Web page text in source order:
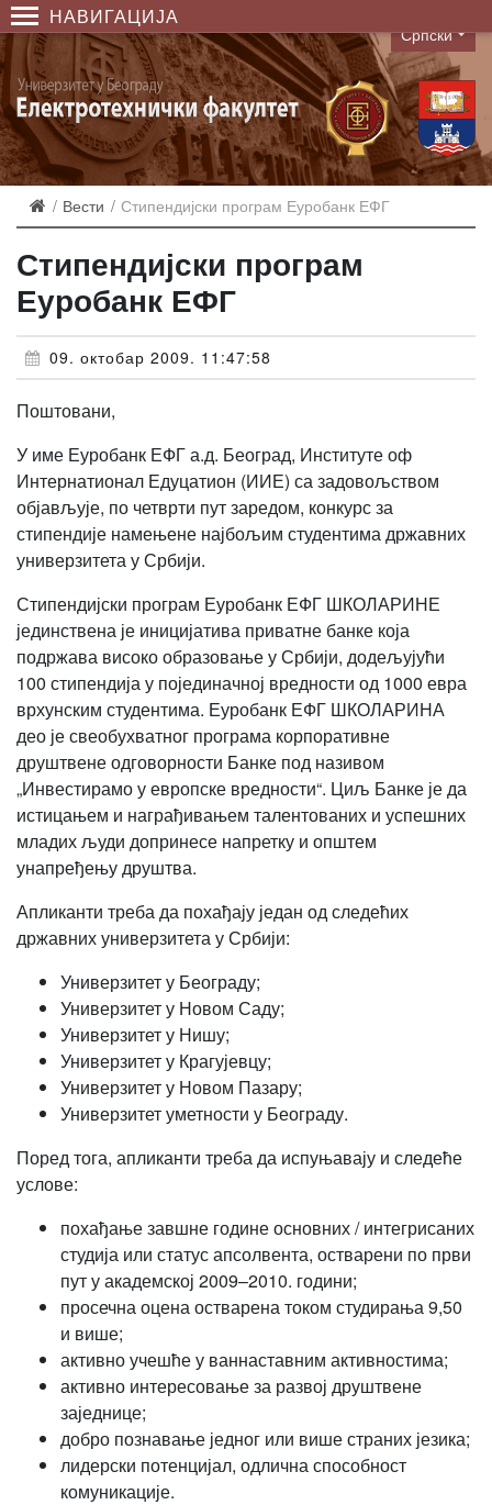
НАВИГАЦИЈА
Language
Српски
Вести Стипендијски програм Еуробанк ЕФГ
Стипендијски програм
Еуробанк ЕФГ
09. октобар 2009. 11:47:58
Поштовани,
У име Еуробанк ЕФГ а.д. Београд, Институте оф
Интернатионал Едуцатион (ИИЕ) са задовољством
објављује, по четврти пут заредом, конкурс за
стипендије намењене најбољим студентима државних
универзитета у Србији.
Стипендијски програм Еуробанк ЕФГ ШКОЛАРИНЕ
јединствена је иницијатива приватне банке која
подржава високо образовање у Србији, додељујући
100 стипендија у појединачној вредности од 1000 евра
врхунским студентима. Еуробанк ЕФГ ШКОЛАРИНА
део је свеобухватног програма корпоративне
друштвене одговорности Банке под називом
„Инвестирамо у европске вредности“. Циљ Банке је да
истицањем и награђивањем талентованих и успешних
младих људи допринесе напретку и општем
унапређењу друштва.
Апликанти треба да похађају један од следећих
државних универзитета у Србији:
Универзитет у Београду;
Универзитет у Новом Саду;
Универзитет у Нишу;
Универзитет у Крагујевцу;
Универзитет у Новом Пазару;
Универзитет уметности у Београду.
Поред тога, апликанти треба да испуњавају и следеће
услове:
похађање завшне године основних / интегрисаних
студија или статус апсолвента, остварени по први
пут у академској 2009–2010. години;
просечна оцена остварена током студирања 9,50
и више;
активно учешће у ваннаставним активностима;
активно интересовање за развој друштвене
заједнице;
добро познавање једног или више страних језика;
лидерски потенцијал, одлична способност
комуникације.